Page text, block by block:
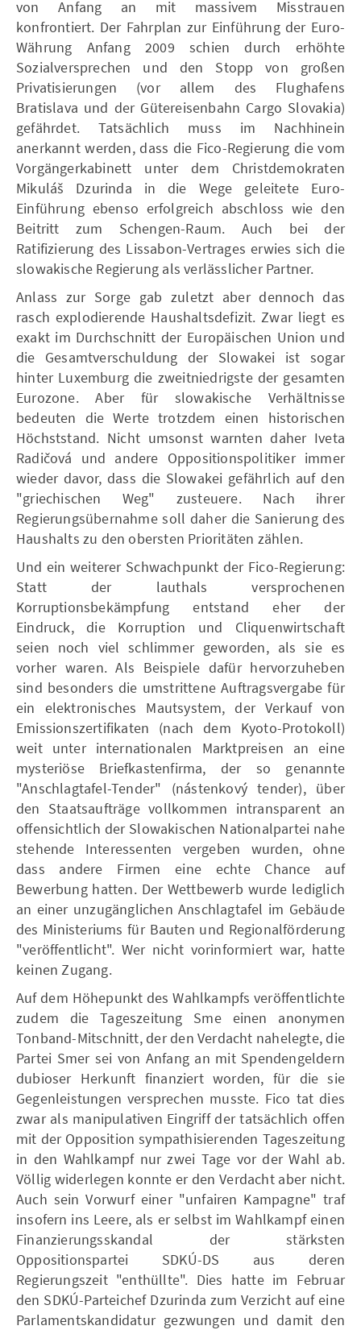
von Anfang an mit massivem Misstrauen
konfrontiert. Der Fahrplan zur Einführung der Euro-
Währung Anfang 2009 schien durch erhöhte
Sozialversprechen und den Stopp von großen
Privatisierungen (vor allem des Flughafens
Bratislava und der Gütereisenbahn Cargo Slovakia)
gefährdet. Tatsächlich muss im Nachhinein
anerkannt werden, dass die Fico-Regierung die vom
Vorgängerkabinett unter dem Christdemokraten
Mikuláš Dzurinda in die Wege geleitete Euro-
Einführung ebenso erfolgreich abschloss wie den
Beitritt zum Schengen-Raum. Auch bei der
Ratifizierung des Lissabon-Vertrages erwies sich die
slowakische Regierung als verlässlicher Partner.
Anlass zur Sorge gab zuletzt aber dennoch das
rasch explodierende Haushaltsdefizit. Zwar liegt es
exakt im Durchschnitt der Europäischen Union und
die Gesamtverschuldung der Slowakei ist sogar
hinter Luxemburg die zweitniedrigste der gesamten
Eurozone. Aber für slowakische Verhältnisse
bedeuten die Werte trotzdem einen historischen
Höchststand. Nicht umsonst warnten daher Iveta
Radičová und andere Oppositionspolitiker immer
wieder davor, dass die Slowakei gefährlich auf den
"griechischen Weg" zusteuere. Nach ihrer
Regierungsübernahme soll daher die Sanierung des
Haushalts zu den obersten Prioritäten zählen.
Und ein weiterer Schwachpunkt der Fico-Regierung:
Statt der lauthals versprochenen
Korruptionsbekämpfung entstand eher der
Eindruck, die Korruption und Cliquenwirtschaft
seien noch viel schlimmer geworden, als sie es
vorher waren. Als Beispiele dafür hervorzuheben
sind besonders die umstrittene Auftragsvergabe für
ein elektronisches Mautsystem, der Verkauf von
Emissionszertifikaten (nach dem Kyoto-Protokoll)
weit unter internationalen Marktpreisen an eine
mysteriöse Briefkastenfirma, der so genannte
"Anschlagtafel-Tender" (nástenkový tender), über
den Staatsaufträge vollkommen intransparent an
offensichtlich der Slowakischen Nationalpartei nahe
stehende Interessenten vergeben wurden, ohne
dass andere Firmen eine echte Chance auf
Bewerbung hatten. Der Wettbewerb wurde lediglich
an einer unzugänglichen Anschlagtafel im Gebäude
des Ministeriums für Bauten und Regionalförderung
"veröffentlicht". Wer nicht vorinformiert war, hatte
keinen Zugang.
Auf dem Höhepunkt des Wahlkampfs veröffentlichte
zudem die Tageszeitung Sme einen anonymen
Tonband-Mitschnitt, der den Verdacht nahelegte, die
Partei Smer sei von Anfang an mit Spendengeldern
dubioser Herkunft finanziert worden, für die sie
Gegenleistungen versprechen musste. Fico tat dies
zwar als manipulativen Eingriff der tatsächlich offen
mit der Opposition sympathisierenden Tageszeitung
in den Wahlkampf nur zwei Tage vor der Wahl ab.
Völlig widerlegen konnte er den Verdacht aber nicht.
Auch sein Vorwurf einer "unfairen Kampagne" traf
insofern ins Leere, als er selbst im Wahlkampf einen
Finanzierungsskandal der stärksten
Oppositionspartei SDKÚ-DS aus deren
Regierungszeit "enthüllte". Dies hatte im Februar
den SDKÚ-Parteichef Dzurinda zum Verzicht auf eine
Parlamentskandidatur gezwungen und damit den